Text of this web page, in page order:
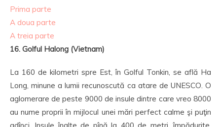
Prima parte
A doua parte
A treia parte
16. Golful Halong (Vietnam)
La 160 de kilometri spre Est, în Golful Tonkin, se află Ha
Long, minune a lumii recunoscută ca atare de UNESCO. O
aglomerare de peste 9000 de insule dintre care vreo 8000
au nume proprii în mijlocul unei mări perfect calme şi puţin